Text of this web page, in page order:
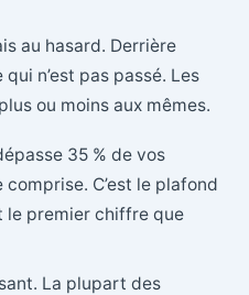
au hasard. Derrière
n’est pas passé. Les
ou moins aux mêmes.
35 % de vos
C’est le plafond
le premier chiffre que
La plupart des